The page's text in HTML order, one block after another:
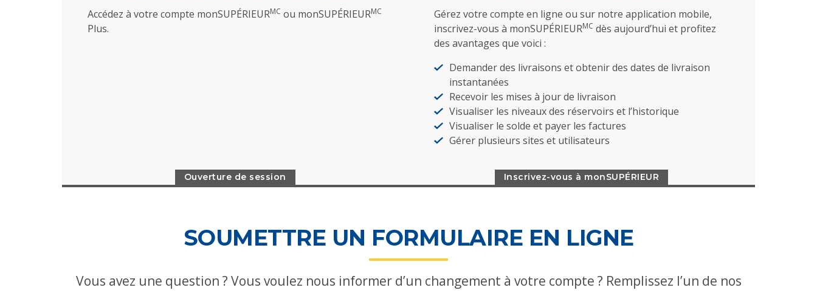
Accédez à votre compte monSUPÉRIEURMC ou monSUPÉRIEURMC
Plus.
Ouverture de session
Gérez votre compte en ligne ou sur notre application mobile,
inscrivez-vous à monSUPÉRIEURMC dès aujourd’hui et profitez
des avantages que voici :
Demander des livraisons et obtenir des dates de livraison
instantanées
Recevoir les mises à jour de livraison
Visualiser les niveaux des réservoirs et l’historique
Visualiser le solde et payer les factures
Gérer plusieurs sites et utilisateurs
Inscrivez-vous à monSUPÉRIEUR
SOUMETTRE UN FORMULAIRE EN LIGNE
Vous avez une question ? Vous voulez nous informer d’un changement à votre compte ? Remplissez l’un de nos